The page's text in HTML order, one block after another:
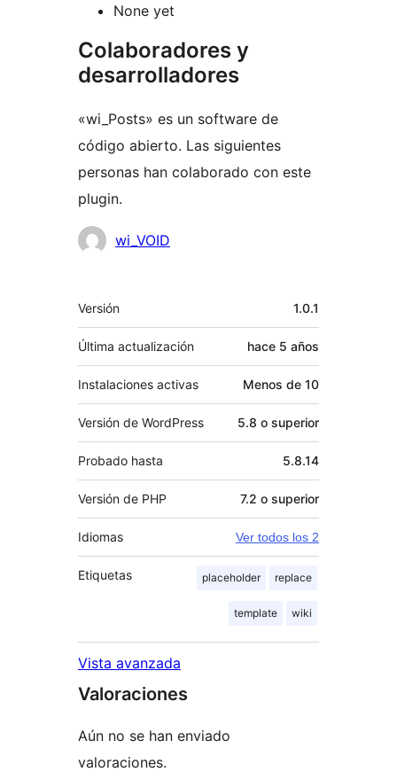
None yet
Colaboradores y
desarrolladores
«wi_Posts» es un software de
código abierto. Las siguientes
personas han colaborado con este
plugin.
Colaboradores
wi_VOID
Meta
Versión 1.0.1
Última actualización hace 5 años
Instalaciones activas Menos de 10
Versión de WordPress 5.8 o superior
Probado hasta 5.8.14
Versión de PHP 7.2 o superior
Idiomas Ver todos los 2
Etiquetas placeholder replace
template wiki
Vista avanzada
Valoraciones
Aún no se han enviado
valoraciones.